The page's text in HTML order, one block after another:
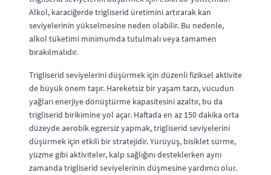
Alkol, karaciğerde trigliserid üretimini artırarak kan
seviyelerinin yükselmesine neden olabilir. Bu nedenle,
alkol tüketimi minimumda tutulmalı veya tamamen
bırakılmalıdır.
Trigliserid seviyelerini düşürmek için düzenli fiziksel aktivite
de büyük önem taşır. Hareketsiz bir yaşam tarzı, vücudun
yağları enerjiye dönüştürme kapasitesini azaltır, bu da
trigliserid birikimine yol açar. Haftada en az 150 dakika orta
düzeyde aerobik egzersiz yapmak, trigliserid seviyelerini
düşürmek için etkili bir stratejidir. Yürüyüş, bisiklet sürme,
yüzme gibi aktiviteler, kalp sağlığını desteklerken aynı
zamanda trigliserid seviyelerinin düşmesine yardımcı olur.